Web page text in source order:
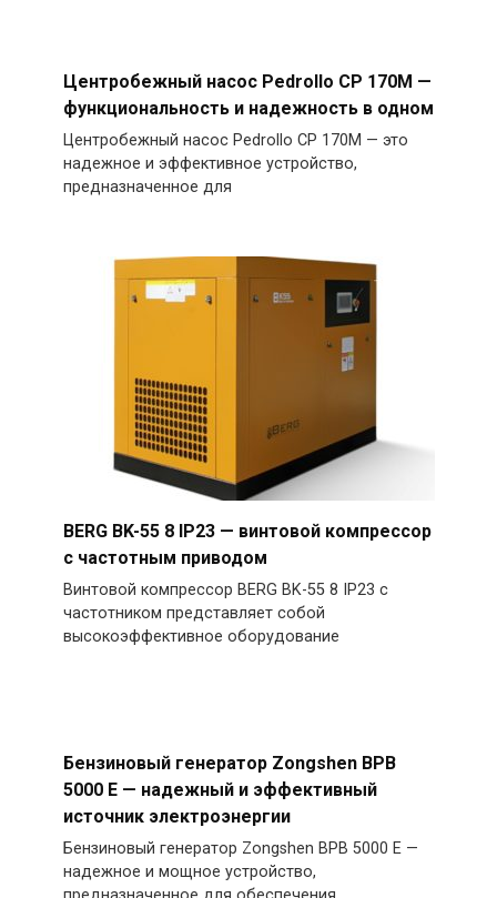
Центробежный насос Pedrollo CP 170M —
функциональность и надежность в одном
Центробежный насос Pedrollo CP 170M — это
надежное и эффективное устройство,
предназначенное для
BERG BK-55 8 IP23 — винтовой компрессор
с частотным приводом
Винтовой компрессор BERG BK-55 8 IP23 с
частотником представляет собой
высокоэффективное оборудование
Бензиновый генератор Zongshen BPB
5000 E — надежный и эффективный
источник электроэнергии
Бензиновый генератор Zongshen BPB 5000 E —
надежное и мощное устройство,